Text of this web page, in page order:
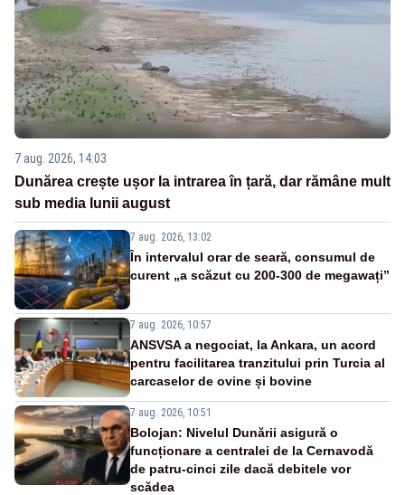
7 aug. 2026, 14:03
Dunărea crește ușor la intrarea în țară, dar rămâne mult
sub media lunii august
7 aug. 2026, 13:02
În intervalul orar de seară, consumul de
curent „a scăzut cu 200-300 de megawați”
7 aug. 2026, 10:57
ANSVSA a negociat, la Ankara, un acord
pentru facilitarea tranzitului prin Turcia al
carcaselor de ovine și bovine
7 aug. 2026, 10:51
Bolojan: Nivelul Dunării asigură o
funcționare a centralei de la Cernavodă
de patru-cinci zile dacă debitele vor
scădea